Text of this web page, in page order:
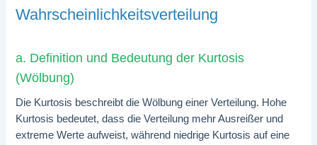
Wahrscheinlichkeitsverteilung
a. Definition und Bedeutung der Kurtosis
(Wölbung)
Die Kurtosis beschreibt die Wölbung einer Verteilung. Hohe
Kurtosis bedeutet, dass die Verteilung mehr Ausreißer und
extreme Werte aufweist, während niedrige Kurtosis auf eine